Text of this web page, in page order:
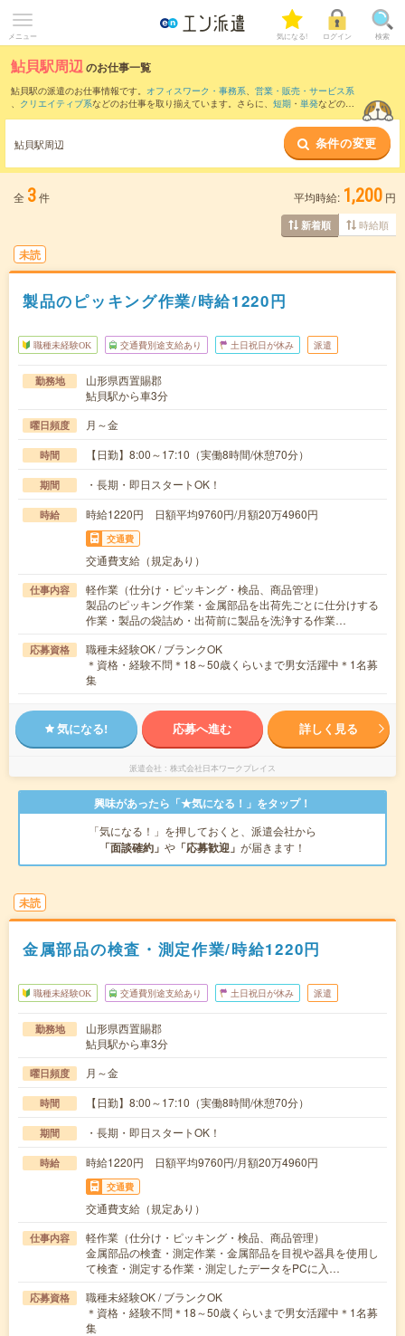
メニュー 気になる! ログイン 検索
鮎貝駅周辺のお仕事一覧
鮎貝駅の派遣のお仕事情報です。 オフィスワーク・事務系、 営業・販売・サービス系
、 クリエイティブ系などのお仕事を取り揃えています。さらに、 短期 ・ 単発などの期
また、今泉(山形県)駅 時庭駅
など近隣駅のお
仕事もご確認いただけます。
鮎貝駅周辺 条件の変更
全 3件 平均時給: 1,200 円
新着順 時給順
未読
製品のピッキング作業/時給1220円
職種未経験OK 交通費別途支給あり 土日祝日が休み 派遣
勤務地
山形県西置賜郡
鮎貝駅から車3分
曜日頻度 月～金
時間 【日勤】8:00～17:10（実働8時間/休憩70分）
期間 ・長期・即日スタートOK！
時給 時給1220円 日額平均9760円/月額20万4960円
交通費
交通費支給（規定あり）
仕事内容
軽作業（仕分け・ピッキング・検品、商品管理）
製品のピッキング作業・金属部品を出荷先ごとに仕分けする
作業・製品の袋詰め・出荷前に製品を洗浄する作業…
応募資格
職種未経験OK / ブランクOK
＊資格・経験不問＊18～50歳くらいまで男女活躍中＊1名募
集
気になる! 応募へ進む 詳しく見る
派遣会社 株式会社日本ワークプレイス
興味があったら「★気になる！」をタップ！
「気になる！」を押しておくと、派遣会社から
「面談確約」 や 「応募歓迎」 が届きます！
未読
金属部品の検査・測定作業/時給1220円
職種未経験OK 交通費別途支給あり 土日祝日が休み 派遣
勤務地
山形県西置賜郡
鮎貝駅から車3分
曜日頻度 月～金
時間 【日勤】8:00～17:10（実働8時間/休憩70分）
期間 ・長期・即日スタートOK！
時給 時給1220円 日額平均9760円/月額20万4960円
交通費
交通費支給（規定あり）
仕事内容
軽作業（仕分け・ピッキング・検品、商品管理）
金属部品の検査・測定作業・金属部品を目視や器具を使用し
て検査・測定する作業・測定したデータをPCに入…
応募資格
職種未経験OK / ブランクOK
＊資格・経験不問＊18～50歳くらいまで男女活躍中＊1名募
集